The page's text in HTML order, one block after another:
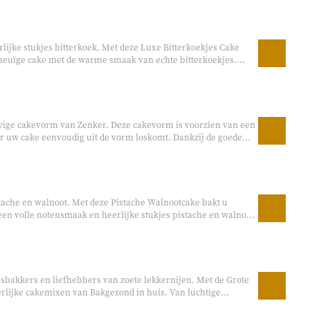
stukjes bitterkoek. Met deze Luxe Bitterkoekjes Cake
cake met de warme smaak van echte bitterkoekjes.
gezellige traktatie in het weekend.
cakevorm van Zenker. Deze cakevorm is voorzien van een
cake eenvoudig uit de vorm loskomt. Dankzij de goede
egaal gaar en krijgt u een heerlijk bakresultaat. Perfect
en walnoot. Met deze Pistache Walnootcake bakt u
volle notensmaak en heerlijke stukjes pistache en walnoot.
brunch of als luxe traktatie tussendoor.
en liefhebbers van zoete lekkernijen. Met de Grote
cakemixen van Bakgezond in huis. Van luchtige
fruit en echte Hollandse favorieten, volop variatie